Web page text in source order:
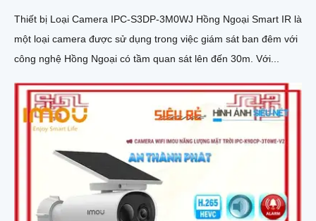
Thiết bị Loại Camera IPC-S3DP-3M0WJ Hồng Ngoại Smart IR là
một loại camera được sử dụng trong việc giám sát ban đêm với
công nghệ Hồng Ngoại có tầm quan sát lên đến 30m. Với...